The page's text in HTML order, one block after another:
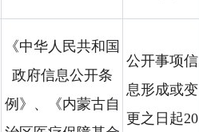
《中华人民共和国
政府信息公开条
例》、《内蒙古自
公开事项信
息形成或变
更之日起20